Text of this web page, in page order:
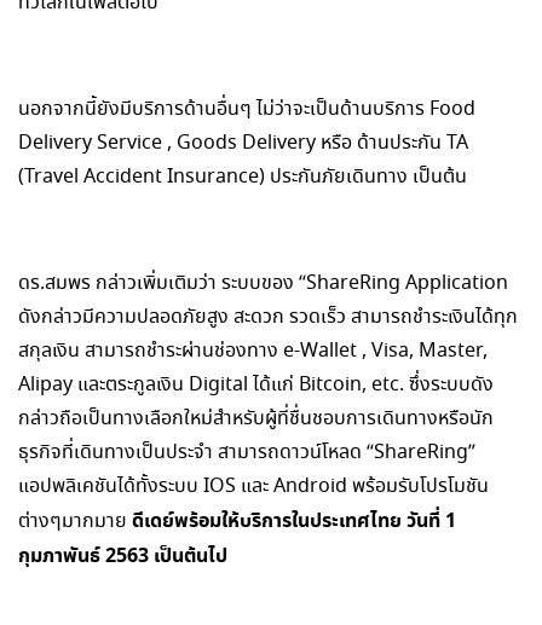
นอกจากนี้ยังมีบริการด้านอื่นๆ ไม่ว่าจะเป็นด้านบริการ Food
Delivery Service , Goods Delivery หรือ ด้านประกัน TA
(Travel Accident Insurance) ประกันภัยเดินทาง เป็นต้น
ดร.สมพร กล่าวเพิ่มเติมว่า ระบบของ “ShareRing Application
ดังกล่าวมีความปลอดภัยสูง สะดวก รวดเร็ว สามารถชำระเงินได้ทุก
สกุลเงิน สามารถชำระผ่านช่องทาง e-Wallet , Visa, Master,
Alipay และตระกูลเงิน Digital ได้แก่ Bitcoin, etc. ซึ่งระบบดัง
กล่าวถือเป็นทางเลือกใหม่สำหรับผู้ที่ชื่นชอบการเดินทางหรือนัก
ธุรกิจที่เดินทางเป็นประจำ สามารถดาวน์โหลด “ShareRing”
แอปพลิเคชันได้ทั้งระบบ IOS และ Android พร้อมรับโปรโมชัน
ต่างๆมากมาย ดีเดย์พร้อมให้บริการในประเทศไทย วันที่ 1
กุมภาพันธ์ 2563 เป็นต้นไป